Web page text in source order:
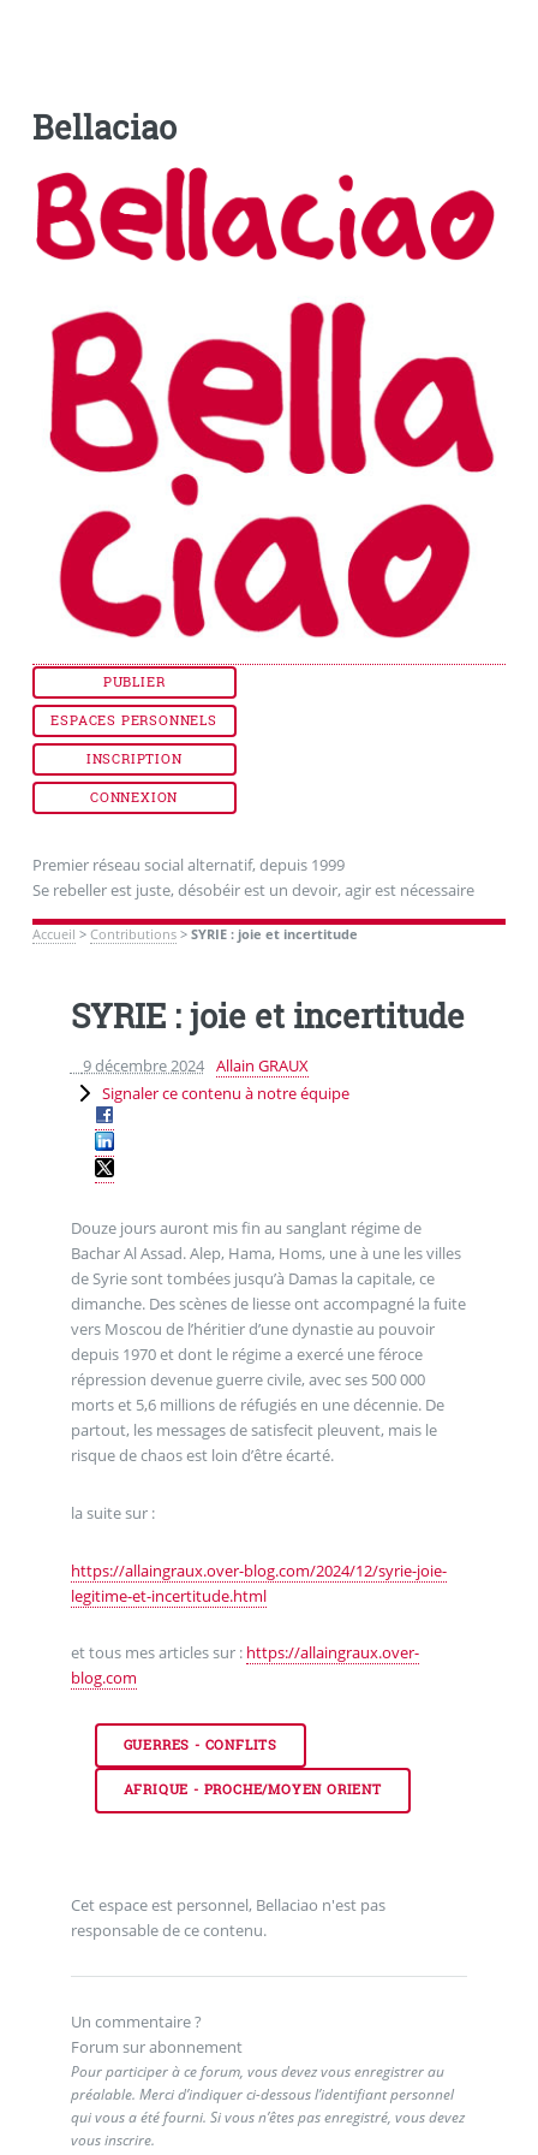
Bellaciao
PUBLIER
ESPACES PERSONNELS
INSCRIPTION
CONNEXION
Premier réseau social alternatif, depuis 1999
Se rebeller est juste, désobéir est un devoir, agir est nécessaire
Accueil > Contributions> SYRIE : joie et incertitude
SYRIE : joie et incertitude
9 décembre 2024 Allain GRAUX
Signaler ce contenu à notre équipe
Douze jours auront mis fin au sanglant régime de
Bachar Al Assad. Alep, Hama, Homs, une à une les villes
de Syrie sont tombées jusqu’à Damas la capitale, ce
dimanche. Des scènes de liesse ont accompagné la fuite
vers Moscou de l’héritier d’une dynastie au pouvoir
depuis 1970 et dont le régime a exercé une féroce
répression devenue guerre civile, avec ses 500 000
morts et 5,6 millions de réfugiés en une décennie. De
partout, les messages de satisfecit pleuvent, mais le
risque de chaos est loin d’être écarté.
la suite sur :
https://allaingraux.over-blog.com/2024/12/syrie-joie-
legitime-et-incertitude.html
et tous mes articles sur : https://allaingraux.over-
blog.com
GUERRES - CONFLITS
AFRIQUE - PROCHE/MOYEN ORIENT
Cet espace est personnel, Bellaciao n'est pas
responsable de ce contenu.
Un commentaire ?
Forum sur abonnement
Pour participer à ce forum, vous devez vous enregistrer au
préalable. Merci d’indiquer ci-dessous l’identifiant personnel
qui vous a été fourni. Si vous n’êtes pas enregistré, vous devez
vous inscrire.